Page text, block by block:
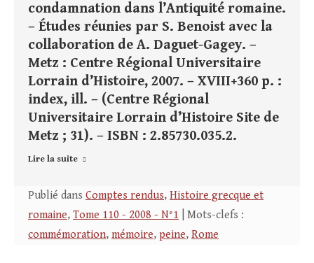
condamnation dans l’Antiquité romaine.
– Études réunies par S. Benoist avec la
collaboration de A. Daguet-Gagey. –
Metz : Centre Régional Universitaire
Lorrain d’Histoire, 2007. – XVIII+360 p. :
index, ill. – (Centre Régional
Universitaire Lorrain d’Histoire Site de
Metz ; 31). – ISBN : 2.85730.035.2.
Lire la suite
Publié dans Comptes rendus, Histoire grecque et
romaine, Tome 110 - 2008 - N°1 | Mots-clefs :
commémoration, mémoire, peine, Rome